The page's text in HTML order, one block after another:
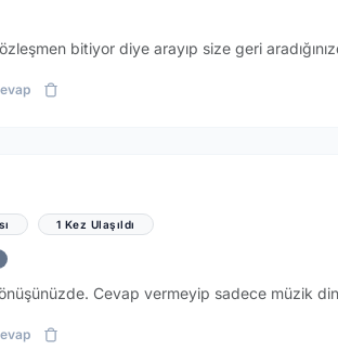
bitiyor diye arayıp size geri
1 Kez Ulaşıldı
Cevap vermeyip sadece müzik